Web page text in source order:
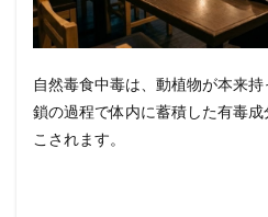
自然毒食中毒は、動植物が本来
鎖の過程で体内に蓄積した有毒
こされます。